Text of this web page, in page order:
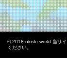
© 2018 okislo-world 当サ
ください。